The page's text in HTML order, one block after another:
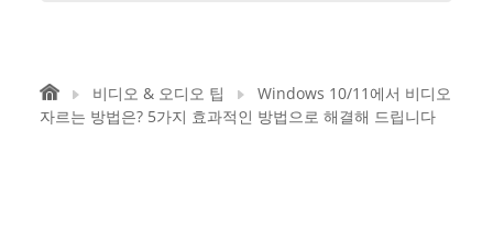
비디오 & 오디오 팁
Windows 10/11에서 비디오
자르는 방법은? 5가지 효과적인 방법으로 해결해 드립니다